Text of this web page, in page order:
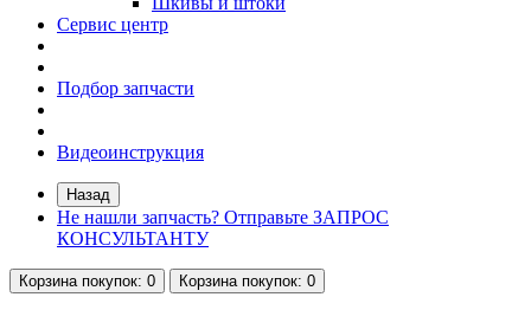
Сервис центр
Подбор запчасти
Видеоинструкция
Назад
Не нашли запчасть? Отправьте ЗАПРОС
КОНСУЛЬТАНТУ
Корзинапокупок: 0 Корзинапокупок: 0